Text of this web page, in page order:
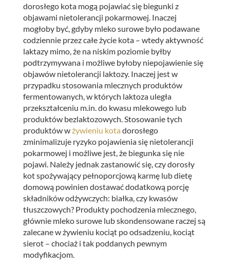
dorosłego kota mogą pojawiać się biegunki z
objawami nietolerancji pokarmowej. Inaczej
mogłoby być, gdyby mleko surowe było podawane
codziennie przez całe życie kota – wtedy aktywność
laktazy mimo, że na niskim poziomie byłby
podtrzymywana i możliwe byłoby niepojawienie się
objawów nietolerancji laktozy. Inaczej jest w
przypadku stosowania mlecznych produktów
fermentowanych, w których laktoza uległa
przekształceniu m.in. do kwasu mlekowego lub
produktów bezlaktozowych. Stosowanie tych
produktów wżywieniu kota dorosłego
zminimalizuje ryzyko pojawienia się nietolerancji
pokarmowej i możliwe jest, że biegunka się nie
pojawi. Należy jednak zastanowić się, czy dorosły
kot spożywający pełnoporcjową karmę lub dietę
domową powinien dostawać dodatkową porcję
składników odżywczych: białka, czy kwasów
tłuszczowych? Produkty pochodzenia mlecznego,
głównie mleko surowe lub skondensowane raczej są
zalecane w żywieniu kociąt po odsadzeniu, kociąt
sierot – chociaż i tak poddanych pewnym
modyfikacjom.